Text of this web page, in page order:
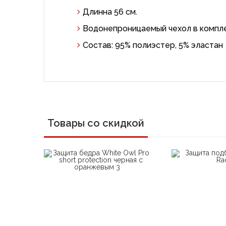
Длинна 56 см.
Водонепроницаемый чехол в
Состав: 95% полиэстер, 5% эластан
Товары со скидкой